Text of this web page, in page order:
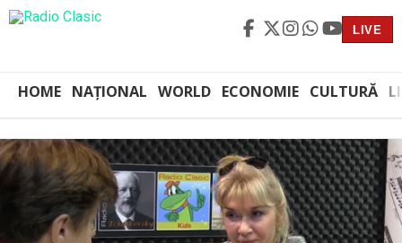
LIVE
HOME NAȚIONAL WORLD ECONOMIE CULTURĂ